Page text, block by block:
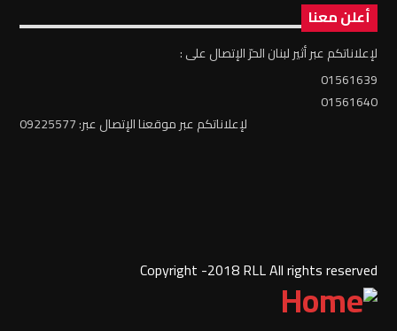
أعلن معنا
لإعلاناتكم عبر أثير لبنان الحرّ الإتصال على :
01561639
01561640
لإعلاناتكم عبر موقعنا الإتصال عبر: 09225577
Copyright -2018 RLL All rights reserved